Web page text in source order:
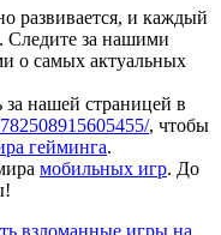
развивается, и каждый
Следите за нашими
о самых актуальных
за нашей страницей в
, чтобы
гейминга.
мобильных игр. До
взломанные игры на